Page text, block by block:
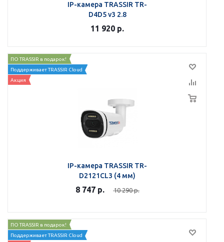
IP-камера TRASSIR TR-
D4D5 v3 2.8
11 920 р.
ПО TRASSIR в подарок!
Поддерживает TRASSIR Cloud
Акция
IP-камера TRASSIR TR-
D2121CL3 (4 мм)
8 747р. 10 290р.
ПО TRASSIR в подарок!
Поддерживает TRASSIR Cloud